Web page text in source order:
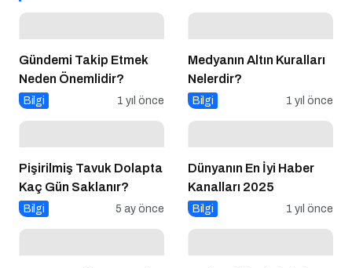
Gündemi Takip Etmek
Neden Önemlidir?
Bilgi 1 yıl önce
Medyanın Altın Kuralları
Nelerdir?
Bilgi 1 yıl önce
Pişirilmiş Tavuk Dolapta
Kaç Gün Saklanır?
Bilgi 5 ay önce
Dünyanın En İyi Haber
Kanalları 2025
Bilgi 1 yıl önce